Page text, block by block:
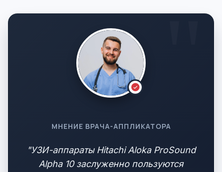
МНЕНИЕ ВРАЧА-АППЛИКАТОРА
"УЗИ-аппараты Hitachi Aloka ProSound
Alpha 10 заслуженно пользуются